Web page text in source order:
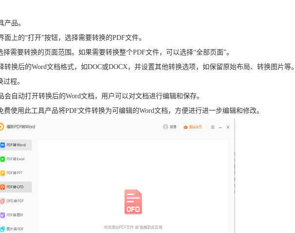
产品。
上的“打开”按钮，选择需要转换的PDF文件。
需要转换的页面范围。如果需要转换整个PDF文件，可以选择“全部页面”。
转换后的Word文档格式，如DOC或DOCX，并设置其他转换选项，如保留原始布局、转换图片等。
程。
会自动打开转换后的Word文档，用户可以对文档进行编辑和保存。
使用此工具产品将PDF文件转换为可编辑的Word文档，方便进行进一步编辑和修改。